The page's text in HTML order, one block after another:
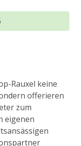
Rauxel keine
offerieren
zum
eigenen